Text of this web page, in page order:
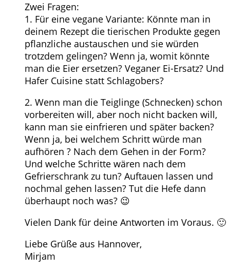
Zwei Fragen:
1. Für eine vegane Variante: Könnte man in
deinem Rezept die tierischen Produkte gegen
pflanzliche austauschen und sie würden
trotzdem gelingen? Wenn ja, womit könnte
man die Eier ersetzen? Veganer Ei-Ersatz? Und
Hafer Cuisine statt Schlagobers?
2. Wenn man die Teiglinge (Schnecken) schon
vorbereiten will, aber noch nicht backen will,
kann man sie einfrieren und später backen?
Wenn ja, bei welchem Schritt würde man
aufhören ? Nach dem Gehen in der Form?
Und welche Schritte wären nach dem
Gefrierschrank zu tun? Auftauen lassen und
nochmal gehen lassen? Tut die Hefe dann
überhaupt noch was? 😉
Vielen Dank für deine Antworten im Voraus. 🙂
Liebe Grüße aus Hannover,
Mirjam